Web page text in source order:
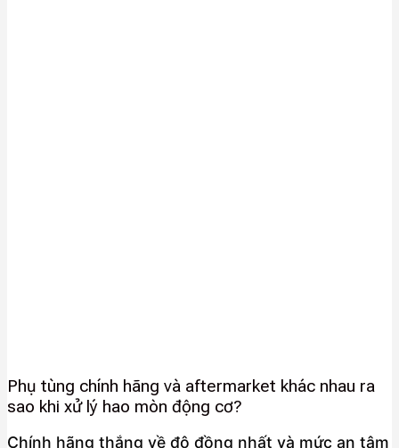
Phụ tùng chính hãng và aftermarket khác nhau ra
sao khi xử lý hao mòn động cơ?
Chính hãng thắng về độ đồng nhất và mức an tâm